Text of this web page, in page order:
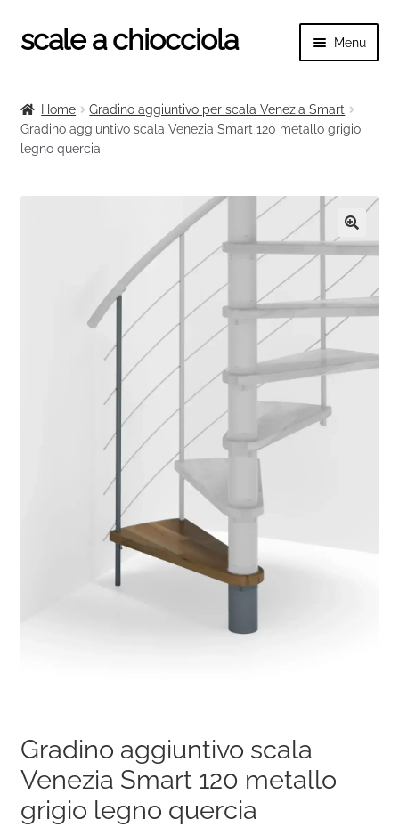
Vai
alla
Vai
al
scale a chiocciola Menu
il
menu
Tutte le scale
child
menu
child
il
menu
child
Home
Gradino aggiuntivo per scala Venezia Smart
Gradino aggiuntivo scala Venezia Smart 120 metallo grigio
legno quercia
🔍
Gradino aggiuntivo scala
Venezia Smart 120 metallo
grigio legno quercia